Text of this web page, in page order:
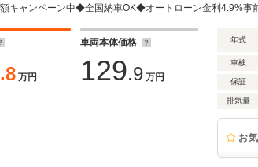
.8 万円
車両本体価格
129.9 万円
年式
車検
保証
排気量
お